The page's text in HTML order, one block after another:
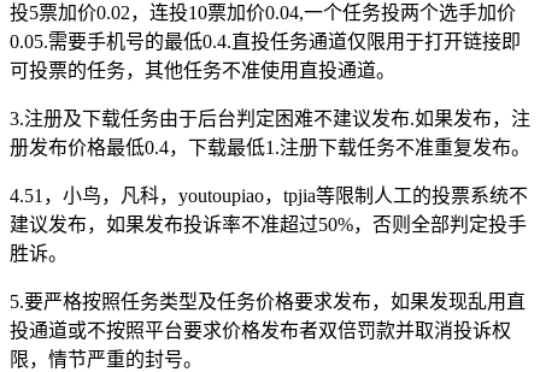
投5票加价0.02，连投10票加价0.04,一个任务投两个选手加价
0.05.需要手机号的最低0.4.直投任务通道仅限用于打开链接即
可投票的任务，其他任务不准使用直投通道。
3.注册及下载任务由于后台判定困难不建议发布.如果发布，注
册发布价格最低0.4，下载最低1.注册下载任务不准重复发布。
4.51，小鸟，凡科，youtoupiao，tpjia等限制人工的投票系统不
建议发布，如果发布投诉率不准超过50%，否则全部判定投手
胜诉。
5.要严格按照任务类型及任务价格要求发布，如果发现乱用直
投通道或不按照平台要求价格发布者双倍罚款并取消投诉权
限，情节严重的封号。